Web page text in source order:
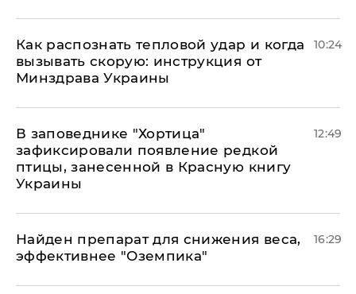
Как распознать тепловой удар и когда
вызывать скорую: инструкция от
Минздрава Украины
10:24
В заповеднике "Хортица"
зафиксировали появление редкой
птицы, занесенной в Красную книгу
Украины
12:49
Найден препарат для снижения веса,
эффективнее "Оземпика"
16:29